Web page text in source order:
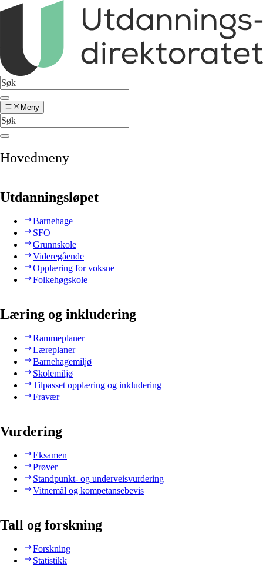
Meny
Hovedmeny
Utdanningsløpet
Barnehage
SFO
Grunnskole
Videregående
Opplæring for voksne
Folkehøgskole
Læring og inkludering
Rammeplaner
Læreplaner
Barnehagemiljø
Skolemiljø
Tilpasset opplæring og inkludering
Fravær
Vurdering
Eksamen
Prøver
Standpunkt- og underveisvurdering
Vitnemål og kompetansebevis
Tall og forskning
Forskning
Statistikk